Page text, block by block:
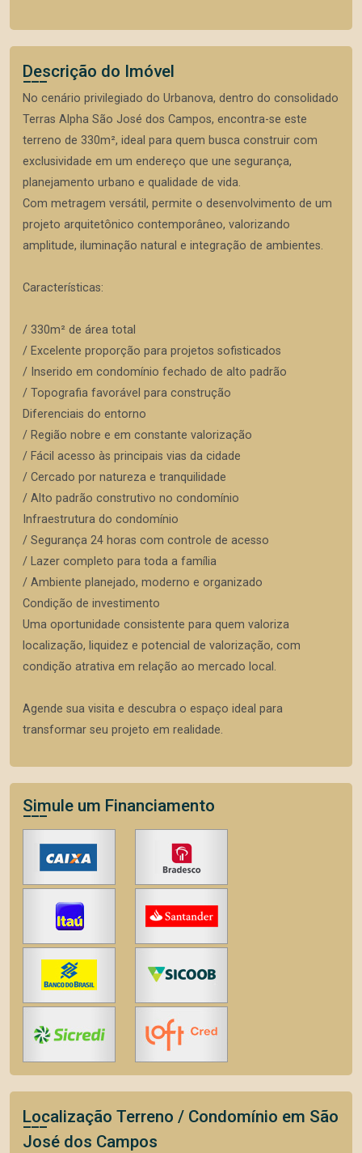
Descrição do Imóvel
No cenário privilegiado do Urbanova, dentro do consolidado
Terras Alpha São José dos Campos, encontra-se este
terreno de 330m², ideal para quem busca construir com
exclusividade em um endereço que une segurança,
planejamento urbano e qualidade de vida.
Com metragem versátil, permite o desenvolvimento de um
projeto arquitetônico contemporâneo, valorizando
amplitude, iluminação natural e integração de ambientes.
Características:
/ 330m² de área total
/ Excelente proporção para projetos sofisticados
/ Inserido em condomínio fechado de alto padrão
/ Topografia favorável para construção
Diferenciais do entorno
/ Região nobre e em constante valorização
/ Fácil acesso às principais vias da cidade
/ Cercado por natureza e tranquilidade
/ Alto padrão construtivo no condomínio
Infraestrutura do condomínio
/ Segurança 24 horas com controle de acesso
/ Lazer completo para toda a família
/ Ambiente planejado, moderno e organizado
Condição de investimento
Uma oportunidade consistente para quem valoriza
localização, liquidez e potencial de valorização, com
condição atrativa em relação ao mercado local.
Agende sua visita e descubra o espaço ideal para
transformar seu projeto em realidade.
Simule um Financiamento
Localização Terreno / Condomínio em São
José dos Campos